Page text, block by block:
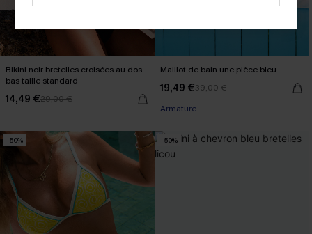
Bikini noir bretelles croisées au dos
bas taille standard
14,49 €29,00 €
Maillot de bain une pièce bleu
19,49 €39,00 €
Armature
-50% -50%